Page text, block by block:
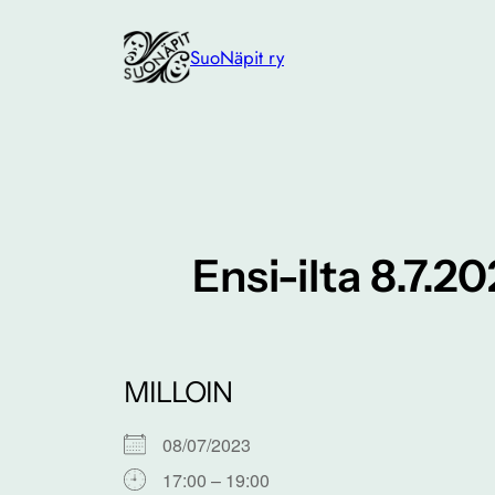
SuoNäpit ry
Ensi-ilta
MILLOIN
08/07/2023
17:00 – 19:00